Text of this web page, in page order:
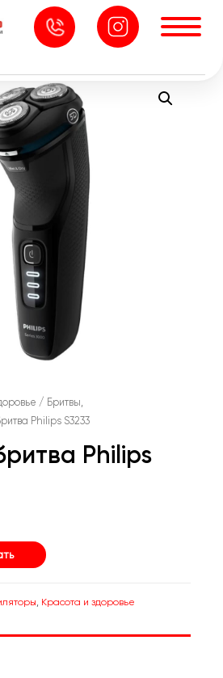
/ Бритвы,
Philips S3233
Philips
, Красота и здоровье